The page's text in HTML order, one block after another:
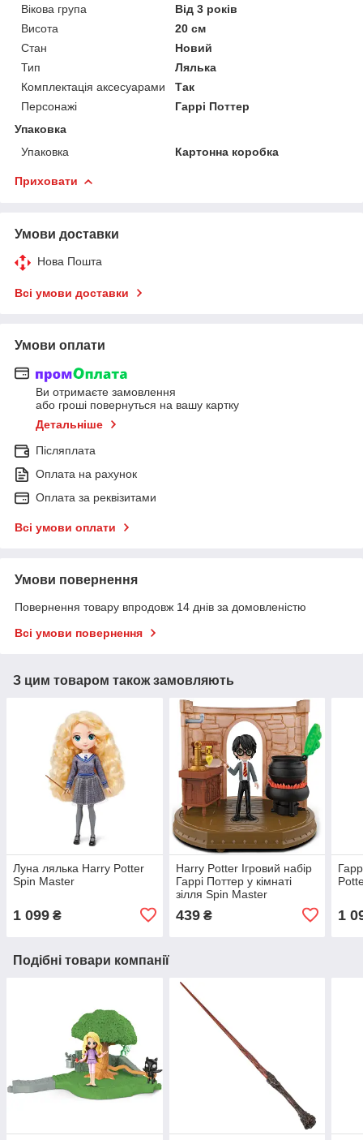
Вікова група
Від 3 років
Висота
20 см
Стан
Новий
Тип
Лялька
Комплектація аксесуарами
Так
Персонажі
Гаррі Поттер
Упаковка
Упаковка
Картонна коробка
Приховати
Умови доставки
Нова Пошта
Всі умови доставки
Умови оплати
Ви отримаєте замовлення
або гроші повернуться на вашу картку
Детальніше
Післяплата
Оплата на рахунок
Оплата за реквізитами
Всі умови оплати
Умови повернення
Повернення товару впродовж 14 днів за домовленістю
Всі умови повернення
З цим товаром також замовляють
Луна лялька Harry Potter
Spin Master
1 099 ₴
Harry Potter Ігровий набір
Гаррі Поттер у кімнаті
зілля Spin Master
439₴ 1
Подібні товари компанії